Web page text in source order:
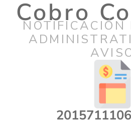
Cobro
NOTIFICACIÓN